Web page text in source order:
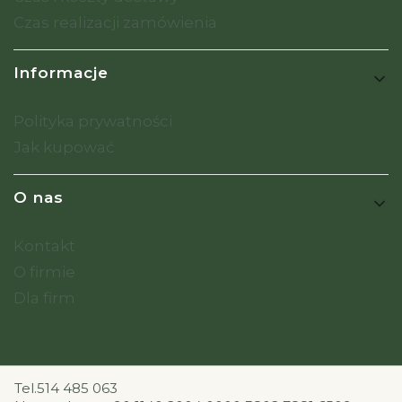
Czas realizacji zamówienia
Informacje
Polityka prywatności
Jak kupować
O nas
Kontakt
O firmie
Dla firm
Tel.514 485 063